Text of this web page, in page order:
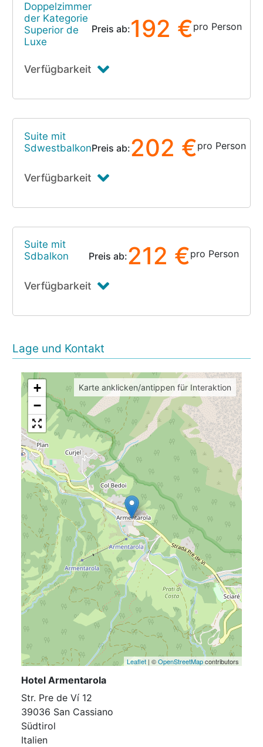
Doppelzimmer
der Kategorie
Superior de
Luxe
Preis ab:192 €pro Person
Verfügbarkeit
Suite mit
SdwestbalkonPreis ab:202 €pro Person
Verfügbarkeit
Suite mit
Sdbalkon
Preis ab:212 €pro Person
Verfügbarkeit
Lage und Kontakt
+
−
Leaflet | ©OpenStreetMapcontributors
Karte anklicken/antippen für Interaktion
Hotel Armentarola
Str. Pre de Ví 12
39036 San Cassiano
Südtirol
Italien